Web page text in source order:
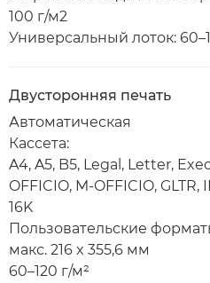
100 г/м2
Универсальный лоток:
Двусторонняя печать
Автоматическая
Кассета:
A4, A5, B5, Legal, Letter,
OFFICIO, M-OFFICIO, GLTR,
16K
Пользовательские
макс. 216 x 355,6 мм
60–120 г/м²